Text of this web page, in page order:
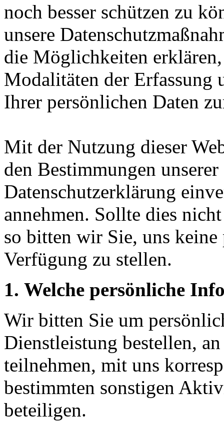
noch besser schützen zu
unsere
die Möglichkeiten
Modalitäten der Erfassung
Ihrer persönlichen Daten
Mit der Nutzung dieser
den Bestimmungen unserer
Datenschutzerklärung
annehmen. Sollte dies
so bitten wir Sie, uns
Verfügung zu stellen.
1. Welche persönliche
Wir bitten Sie um
Dienstleistung bestellen,
teilnehmen, mit uns
bestimmten sonstigen
beteiligen.